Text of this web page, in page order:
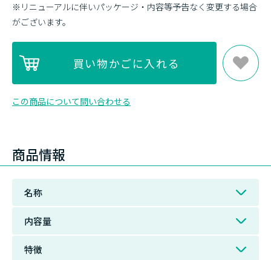
※リニューアルに伴いパッケージ・内容等予告なく変更する場合
がございます。
この商品について問い合わせる
商品情報
名称
内容量
特徴